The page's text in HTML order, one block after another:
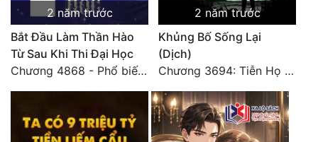
Đông Phương
Đông Phương Huyền Huyễn
Đồng Nhân
Cẩu Đạo Trường Sinh
2 năm trước
Bắt Đầu Làm Thần Hào
Từ Sau Khi Thi Đại Học
Chương 4868 - Phổ biến Hạ Quốc tệ!
2 năm trước
Khủng Bố Sống Lại
(Dịch)
Chương 3694: Tiễn Họ Đoạn Đường Cuối - Hoàn